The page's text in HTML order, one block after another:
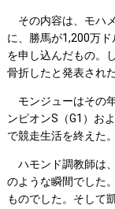
その内容は、モハ
に、勝馬が1,200万
を申し込んだもの。
骨折したと発表された
モンジューはその
ンピオンS（G1）お
で競走生活を終えた。
ハモンド調教師は
のような瞬間でした
ものでした。そして